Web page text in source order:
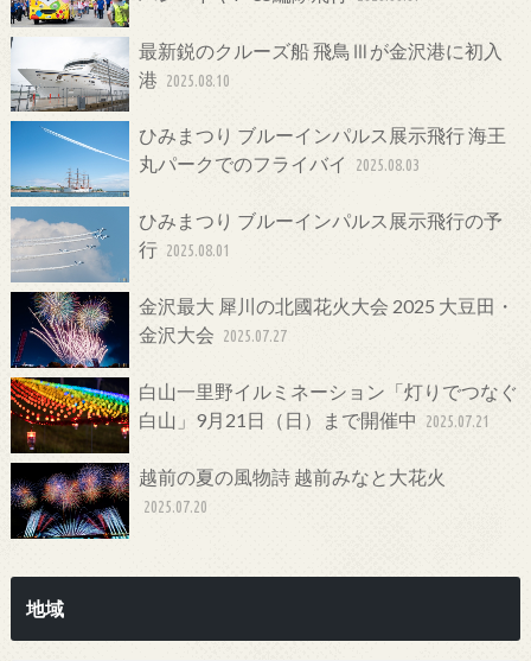
最新鋭のクルーズ船 飛鳥Ⅲが金沢港に初入
港 2025.08.10
ひみまつり ブルーインパルス展示飛行 海王
丸パークでのフライバイ
2025.08.03
ひみまつり ブルーインパルス展示飛行の予
行 2025.08.01
金沢最大 犀川の北國花火大会 2025 大豆田・
金沢大会 2025.07.27
白山一里野イルミネーション「灯りでつなぐ
白山」9月21日（日）まで開催中
2025.07.21
越前の夏の風物詩 越前みなと大花火
2025.07.20
地域